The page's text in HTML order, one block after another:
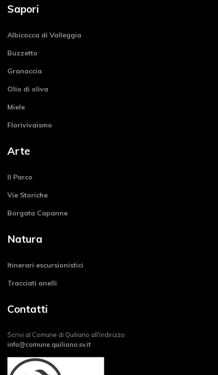
Sapori
Albicocca di Valleggia
Buzzetto
Granaccia
Olio di oliva
Miele
Florivivaismo
Arte
Il Parco
Vie Storiche
Borgata Capanne
Natura
Itinerari escursionistici
Tracciati anelli
Contatti
Scrivi al Comune di Quiliano all'indirizzo:
info@comune.quiliano.sv.it